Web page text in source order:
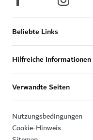
Beliebte Links
Hilfreiche Informationen
Verwandte Seiten
Nutzungsbedingungen
Cookie-Hinweis